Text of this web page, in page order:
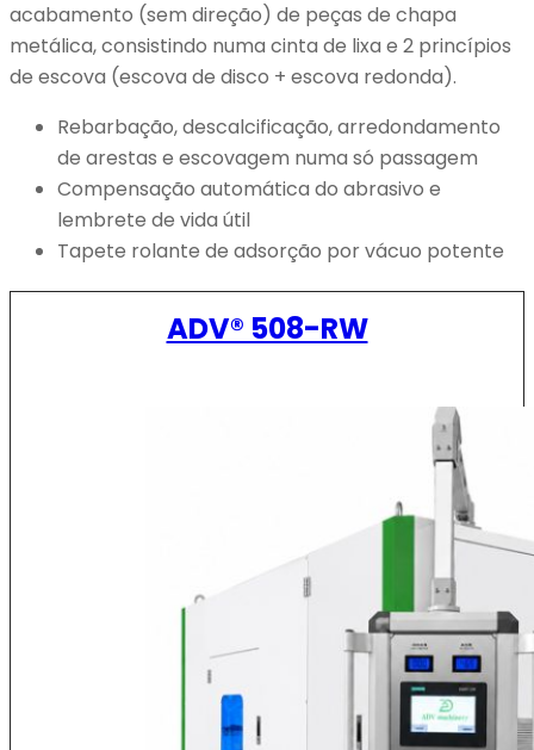
acabamento (sem direção) de peças de chapa
metálica, consistindo numa cinta de lixa e 2 princípios
de escova (escova de disco + escova redonda).
Rebarbação, descalcificação, arredondamento
de arestas e escovagem numa só passagem
Compensação automática do abrasivo e
lembrete de vida útil
Tapete rolante de adsorção por vácuo potente
ADV® 508-RW